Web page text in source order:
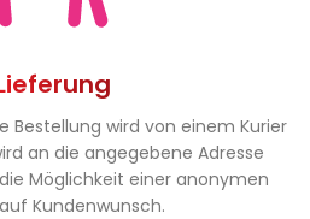
Bestellung wird von einem Kurier
an die angegebene Adresse
Möglichkeit einer anonymen
Kundenwunsch.